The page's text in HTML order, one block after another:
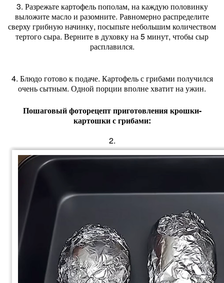
3. Разрежьте картофель пополам, на каждую половинку
выложите масло и разомните. Равномерно распределите
сверху грибную начинку, посыпьте небольшим количеством
тертого сыра. Верните в духовку на 5 минут, чтобы сыр
расплавился.
4. Блюдо готово к подаче. Картофель с грибами получился
очень сытным. Одной порции вполне хватит на ужин.
Пошаговый фоторецепт приготовления крошки-
картошки с грибами:
2.